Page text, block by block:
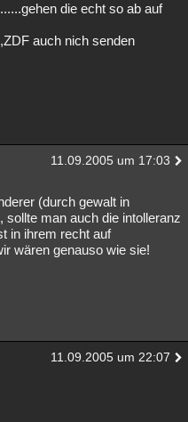
die echt so ab auf
auch nich senden
11.09.2005 um 17:03
(durch gewalt in
sollte man auch die intolleranz
in ihrem recht auf
wären genauso wie sie!
11.09.2005 um 22:07